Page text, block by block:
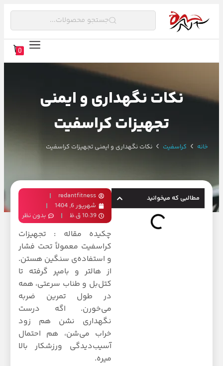
جستجو محصولات...
0
نکات نگهداری و ایمنی
تجهیزات کراسفیت
خانه کراسفیت نکات نگهداری و ایمنی تجهیزات کراسفیت
redantfitness
شهریور 6, 1404
10:39 ق.ظ
بدون نظر
چکیده مقاله : تجهیزات
کراسفیت معمولاً تحت فشار
و استفاده‌ی سنگین هستن.
از هالتر و بامپر گرفته تا
کتل‌بل و طناب سرعتی، همه
در طول تمرین ضربه
می‌خورن. اگه درست
نگهداری نشن هم زود
خراب می‌شن، هم احتمال
آسیب‌دیدگی ورزشکار بالا
میره.
مطالبی که میخوانید